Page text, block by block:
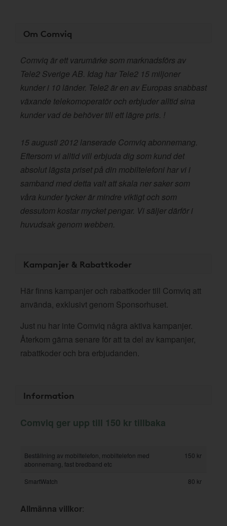
Om Comviq
Comviq är ett varumärke som marknadsförs av
Tele2 Sverige AB. Idag har Tele2 15 miljoner
kunder i 10 länder. Tele2 är en av Europas snabbast
växande telekomoperatör och erbjuder alltid sina
kunder vad de behöver till ett lägre pris. !
15 augusti 2012 lanserade Comviq abonnemang.
Eftersom vi alltid vill erbjuda dig som kund det
absolut lägsta priset på din mobiltelefoni har vi i
samband med detta valt att skala ner saker som
våra kunder tycker är mindre viktigt och som
dessutom kostar mycket pengar. Vi säljer därför i
huvudsak genom webben.
Kampanjer & Rabattkoder
Här finns kampanjer och rabattkoder till Comviq att
använda, exklusivt genom Sponsorhuset.
Just nu har inte Comviq några aktiva kampanjer.
Återkom gärna senare för att ta del av kampanjer,
rabattkoder och bra erbjudanden.
Information
Comviq ger upp till 150 kr tillbaka
Beställning av mobiltelefon, mobiltelefon med
abonnemang, fast bredband etc
150 kr
SmartWatch 80 kr
Allmänna villkor: